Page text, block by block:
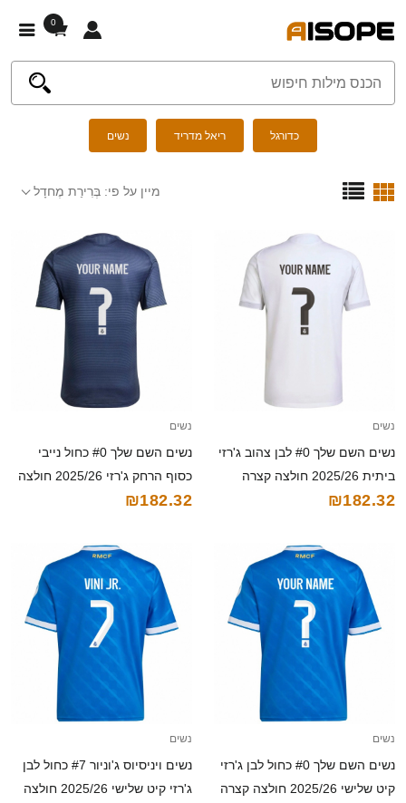
0
כדורגל ריאל מדריד נשים
מיין על פי: בְּרִירַת מֶחדָל
נשים
נשים השם שלך #0 לבן צהוב ג'רזי
ביתית 2025/26 חולצה קצרה
₪182.32
נשים
נשים השם שלך #0 כחול נייבי
כסוף הרחק ג'רזי 2025/26 חולצה
קצרה
₪182.32
נשים
נשים השם שלך #0 כחול לבן ג'רזי
קיט שלישי 2025/26 חולצה קצרה
נשים
נשים ויניסיוס ג'וניור #7 כחול לבן
ג'רזי קיט שלישי 2025/26 חולצה